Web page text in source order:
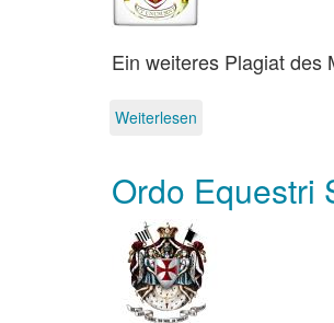
mit
doppelten
Ein weiteres Plagiat des
Weiterlesen
Order
of
John
of
Jerusalem,
Knights
Ordo Equestri